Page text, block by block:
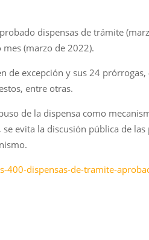
dispensas de trámite
(marzo de 2022).
excepción y sus 24
entre otras.
de la dispensa como
evita la discusión pública de
400-dispensas-de-tramite-